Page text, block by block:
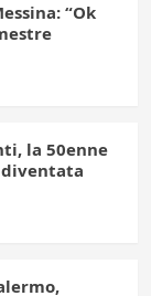
“Ok
la 50enne
diventata